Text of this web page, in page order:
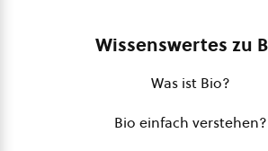
Wissenswertes zu
Was ist Bio?
Bio einfach verstehen?